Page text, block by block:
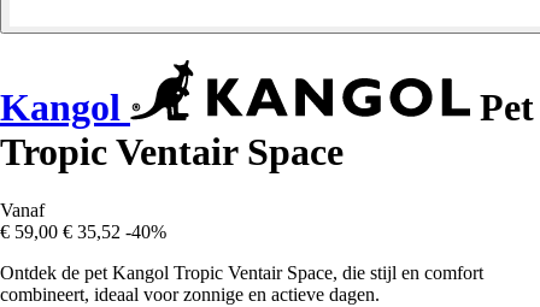
Kangol
Pet
Tropic Ventair Space
Vanaf
€ 59,00 € 35,52 -40%
Ontdek de pet Kangol Tropic Ventair Space, die stijl en comfort
combineert, ideaal voor zonnige en actieve dagen.